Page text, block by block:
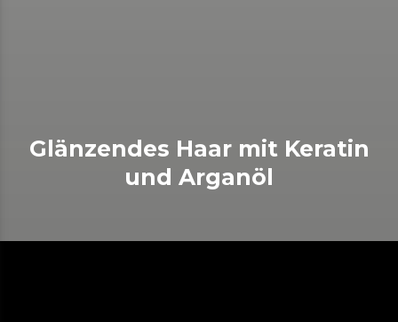
Glänzendes Haar mit Keratin
und Arganöl